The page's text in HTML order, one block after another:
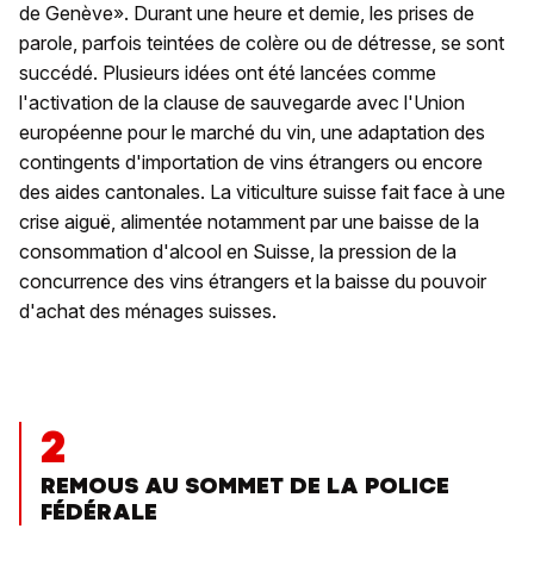
de Genève». Durant une heure et demie, les prises de
parole, parfois teintées de colère ou de détresse, se sont
succédé. Plusieurs idées ont été lancées comme
l'activation de la clause de sauvegarde avec l'Union
européenne pour le marché du vin, une adaptation des
contingents d'importation de vins étrangers ou encore
des aides cantonales. La viticulture suisse fait face à une
crise aiguë, alimentée notamment par une baisse de la
consommation d'alcool en Suisse, la pression de la
concurrence des vins étrangers et la baisse du pouvoir
d'achat des ménages suisses.
2
REMOUS AU SOMMET DE LA POLICE
FÉDÉRALE